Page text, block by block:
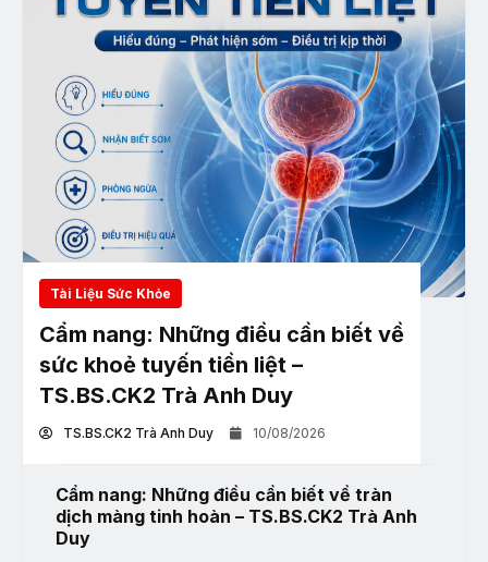
Tài Liệu Sức Khỏe
Cẩm nang: Những điều cần biết về
sức khoẻ tuyến tiền liệt –
TS.BS.CK2 Trà Anh Duy
TS.BS.CK2 Trà Anh Duy 10/08/2026
Cẩm nang: Những điều cần biết về tràn
dịch màng tinh hoàn – TS.BS.CK2 Trà Anh
Duy